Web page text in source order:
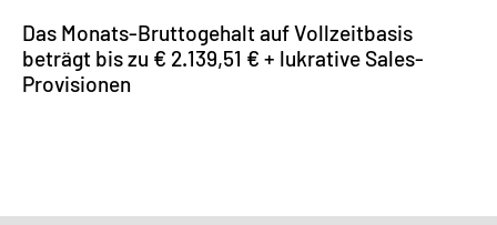
Das Monats-Bruttogehalt auf Vollzeitbasis
beträgt bis zu € 2.139,51 € + lukrative Sales-
Provisionen